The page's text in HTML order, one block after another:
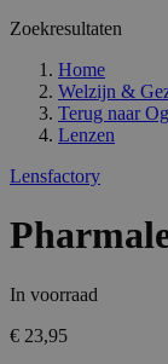
Zoekresultaten
Home
Welzijn &
Terug naar
Lenzen
Lensfactory
In voorraad
€ 23,95